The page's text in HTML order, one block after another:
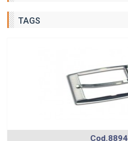
TAGS
Cod.8894